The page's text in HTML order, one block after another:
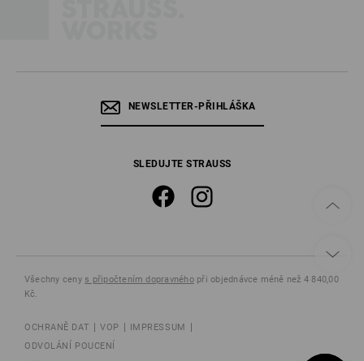
NEWSLETTER-PŘIHLÁŠKA
SLEDUJTE STRAUSS
Všechny ceny s připočtením dopravnéhopři objednávce méně než 4 840,00
Kč.
OCHRANĚ DAT VOP
IMPRESSUM
ODVOLÁNÍ POUCENÍ